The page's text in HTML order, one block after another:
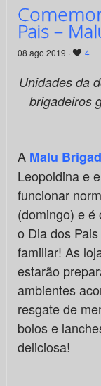
Pais –
08 ago 2019 · 4
Unidades da
brigadeiros
A Malu
Leopoldina e
funcionar
(domingo) e é
o Dia dos
familiar! As
estarão
ambientes
resgate de
bolos e
deliciosa!